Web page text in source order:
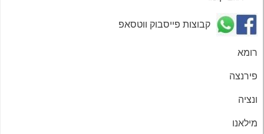
קבוצות פייסבוק ווטסאפ
רומא
פירנצה
ונציה
מילאנו